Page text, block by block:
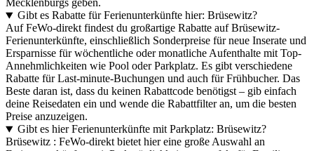
Mecklenburgs geben.
Gibt es Rabatte für Ferienunterkünfte hier: Brüsewitz?
Auf FeWo-direkt findest du großartige Rabatte auf Brüsewitz-
Ferienunterkünfte, einschließlich Sonderpreise für neue Inserate und
Ersparnisse für wöchentliche oder monatliche Aufenthalte mit Top-
Annehmlichkeiten wie Pool oder Parkplatz. Es gibt verschiedene
Rabatte für Last-minute-Buchungen und auch für Frühbucher. Das
Beste daran ist, dass du keinen Rabattcode benötigst – gib einfach
deine Reisedaten ein und wende die Rabattfilter an, um die besten
Preise anzuzeigen.
Gibt es hier Ferienunterkünfte mit Parkplatz: Brüsewitz?
Brüsewitz : FeWo-direkt bietet hier eine große Auswahl an